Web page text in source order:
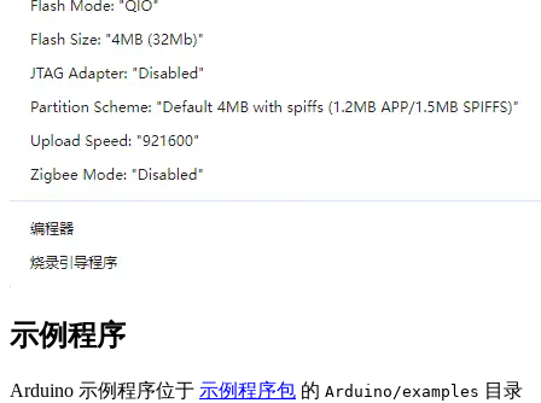
示例程序
Arduino 示例程序位于 示例程序包 的 Arduino/examples 目录